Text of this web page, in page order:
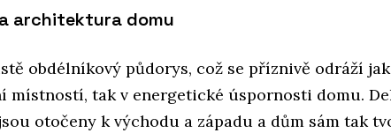
architektura domu
obdélníkový půdorys, což se příznivě odráží
místností, tak v energetické úspornosti domu.
otočeny k východu a západu a dům sám tak